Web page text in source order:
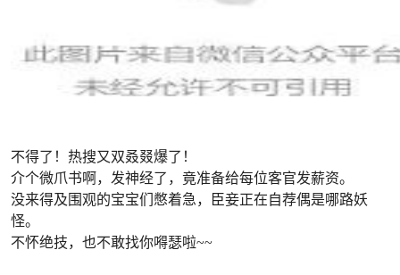
不得了！热搜又双叒叕爆了！
介个微爪书啊，发神经了，竟准备给每位客官发薪资。
没来得及围观的宝宝们憋着急，臣妾正在自荐偶是哪路妖
怪。
不怀绝技，也不敢找你嘚瑟啦~~